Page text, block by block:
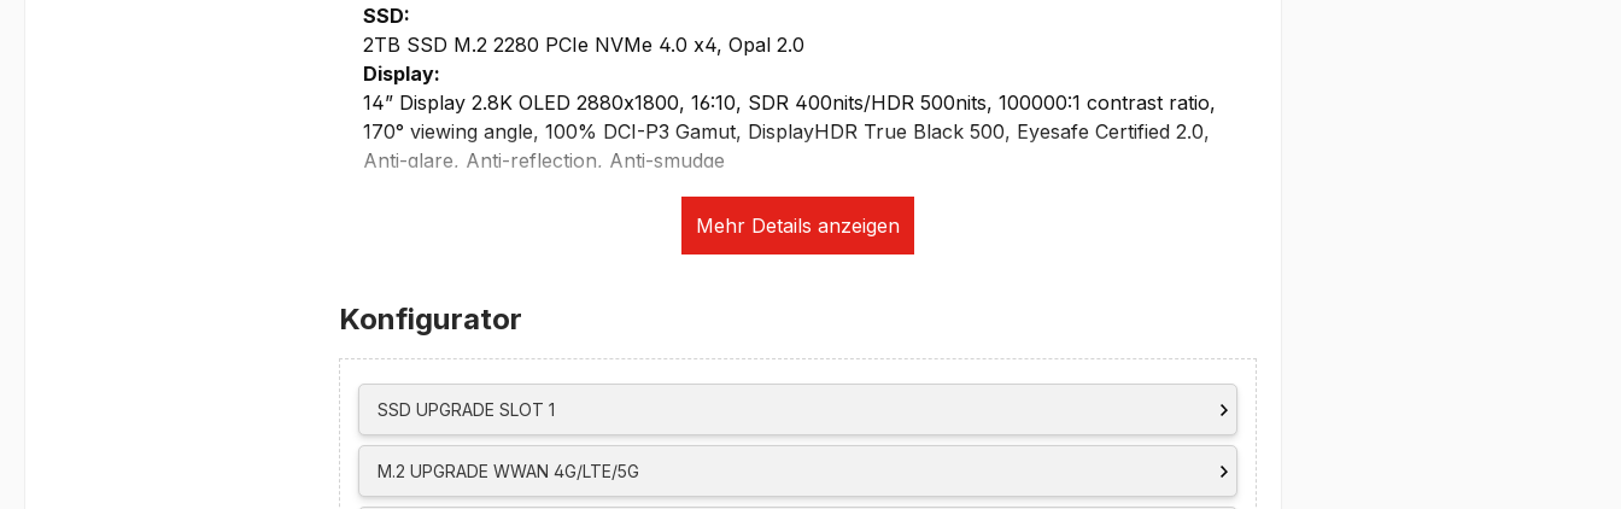
SSD:
2TB SSD M.2 2280 PCIe NVMe 4.0 x4, Opal 2.0
Display:
14” Display 2.8K OLED 2880x1800, 16:10, SDR 400nits/HDR 500nits, 100000:1 contrast ratio,
170° viewing angle, 100% DCI-P3 Gamut, DisplayHDR True Black 500, Eyesafe Certified 2.0,
Anti-glare, Anti-reflection, Anti-smudge
Laufwerke:
kein optisches Laufwerk (optional per USB)
Netzwerk/Kommunikation:
integrierte FHD 1080p + IR hybrid Camera, privacy shutter, fixed focus
Intel Wi-Fi 6E AX211, 802.11ax 2x2 Wi-Fi WLAN
Bluetooth 5.2 (Limitiert durch OS auf BT5.1)
Near Field Communication (NFC)
Konfigurator
SSD UPGRADE SLOT 1
M.2 UPGRADE WWAN 4G/LTE/5G